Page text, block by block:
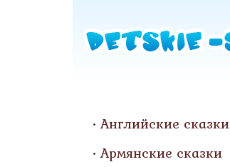
Английские сказки
Армянские сказки